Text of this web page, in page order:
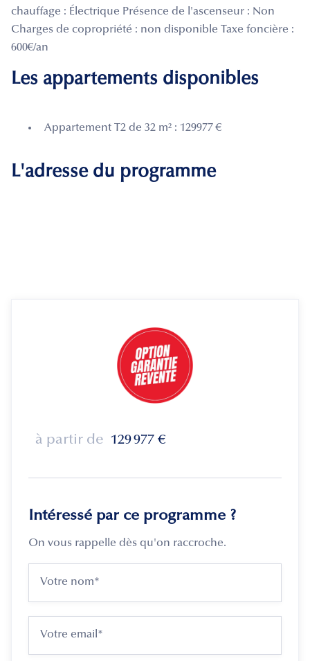
chauffage : Électrique Présence de l'ascenseur : Non
Charges de copropriété : non disponible Taxe foncière :
600€/an
Les appartements disponibles
Appartement T2 de 32 m² : 129977 €
L'adresse du programme
à partir de 129 977 €
Intéressé par ce programme ?
On vous rappelle dès qu'on raccroche.